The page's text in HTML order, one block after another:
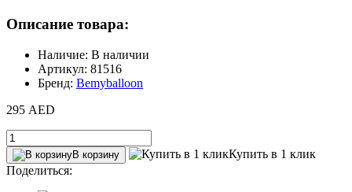
Описание товара:
Наличие: В наличии
Артикул: 81516
Бренд: Bemyballoon
295 AED
В корзину
Купить в 1 клик
Поделиться: